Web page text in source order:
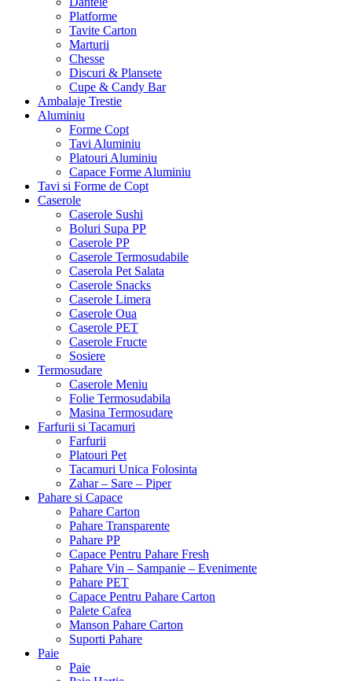
Platforme
Tavite Carton
Marturii
Chesse
Discuri & Plansete
Cupe & Candy Bar
Ambalaje Trestie
Aluminiu
Forme Copt
Tavi Aluminiu
Platouri Aluminiu
Capace Forme Aluminiu
Tavi si Forme de Copt
Caserole
Caserole Sushi
Boluri Supa PP
Caserole PP
Caserole Termosudabile
Caserola Pet Salata
Caserole Snacks
Caserole Limera
Caserole Oua
Caserole PET
Caserole Fructe
Sosiere
Termosudare
Caserole Meniu
Folie Termosudabila
Masina Termosudare
Farfurii si Tacamuri
Farfurii
Platouri Pet
Tacamuri Unica Folosinta
Zahar – Sare – Piper
Pahare si Capace
Pahare Carton
Pahare Transparente
Pahare PP
Capace Pentru Pahare Fresh
Pahare Vin – Sampanie – Evenimente
Pahare PET
Capace Pentru Pahare Carton
Palete Cafea
Manson Pahare Carton
Suporti Pahare
Paie
Paie